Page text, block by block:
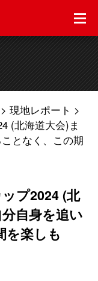
現地レポート
(北海道大会)ま
となく、この期
プ2024 (北
自身を追い
を楽しも